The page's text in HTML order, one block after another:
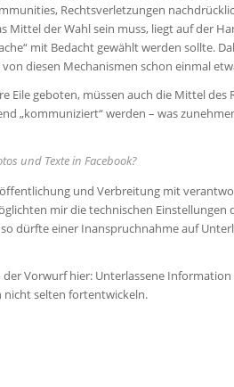
Rechtsverletzungen
der Wahl sein muss, liegt auf der
mit Bedacht gewählt werden sollte.
diesen Mechanismen schon einmal
Eile geboten, müssen auch die Mittel des
„kommuniziert“ werden – was
und Texte in Facebook?
und Verbreitung mit
mir die technischen
dürfte einer Inanspruchnahme auf
Vorwurf hier: Unterlassene
nicht selten fortentwickeln.